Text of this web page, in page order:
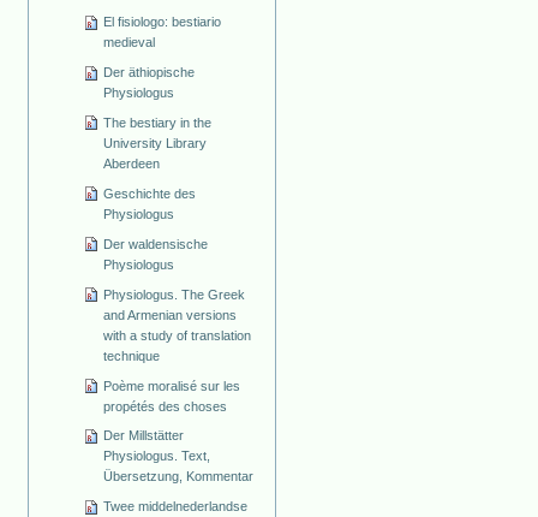
El fisiologo: bestiario
medieval
Der äthiopische
Physiologus
The bestiary in the
University Library
Aberdeen
Geschichte des
Physiologus
Der waldensische
Physiologus
Physiologus. The Greek
and Armenian versions
with a study of translation
technique
Poème moralisé sur les
propétés des choses
Der Millstätter
Physiologus. Text,
Übersetzung, Kommentar
Twee middelnederlandse